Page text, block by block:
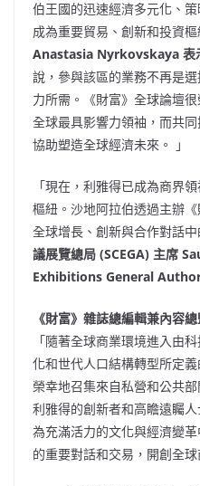
伯王國的迅速經濟多元化、
成為重要貿易、創新和投資樞
Anastasia Nyrkovskaya 表
說，參與該區的業務不再是
力所需。《財富》全球論壇
全球最具影響力領袖，而共
協助塑造全球經濟未來。 」
「現在，利雅得已成為商界
樞紐。沙地阿拉伯透過主辦
全球增長、創新與合作對話中
議展覽總局 (SCEGA) 主席
Exhibitions General
《財富》雜誌總編輯兼內容
「隨著全球商業環境進入由
化和世代人口結構轉型所定
榮幸地召集來自私營和公共
利雅得的創新者和高瞻遠矚
為充滿活力的文化與經濟變
的重要對話和交易，開創全球